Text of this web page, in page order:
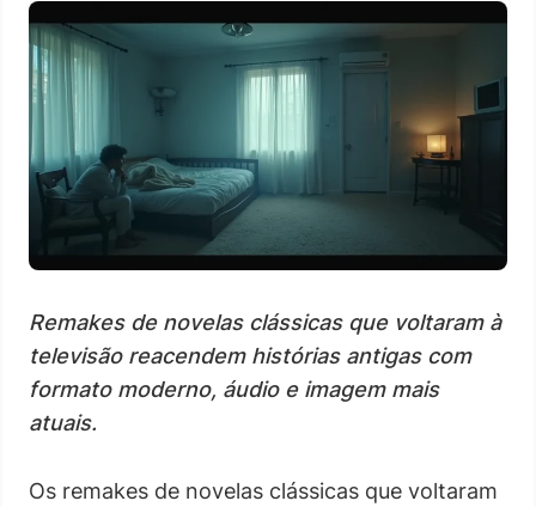
Remakes de novelas clássicas que voltaram à
televisão reacendem histórias antigas com
formato moderno, áudio e imagem mais
atuais.
Os remakes de novelas clássicas que voltaram